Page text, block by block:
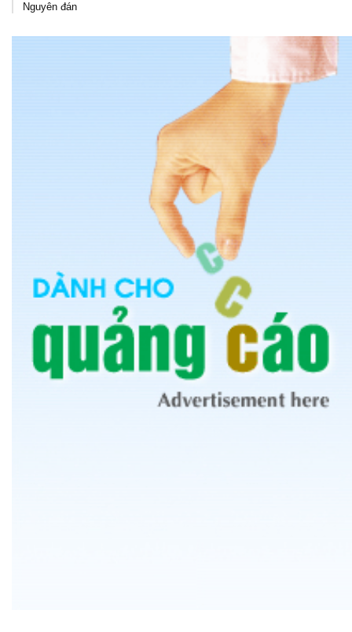
Nguyên đán